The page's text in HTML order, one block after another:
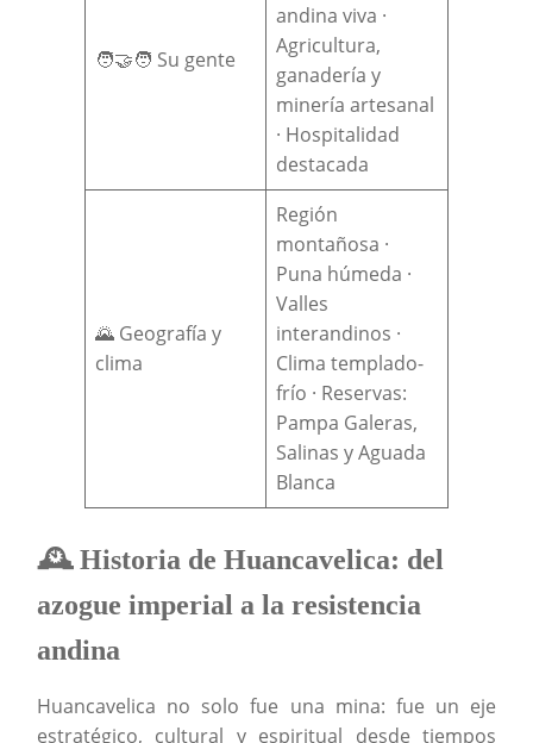
🧑‍🤝‍🧑 Su gente
andina viva ·
Agricultura,
ganadería y
minería artesanal
· Hospitalidad
destacada
🌄 Geografía y
clima
Región
montañosa ·
Puna húmeda ·
Valles
interandinos ·
Clima templado-
frío · Reservas:
Pampa Galeras,
Salinas y Aguada
Blanca
🕰️ Historia de Huancavelica: del
azogue imperial a la resistencia
andina
Huancavelica no solo fue una mina: fue un eje
estratégico, cultural y espiritual desde tiempos